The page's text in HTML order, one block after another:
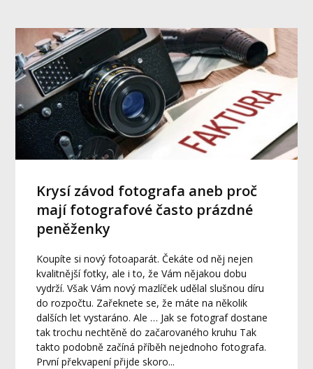
Krysí závod fotografa aneb proč
mají fotografové často prázdné
peněženky
Koupíte si nový fotoaparát. Čekáte od něj nejen
kvalitnější fotky, ale i to, že Vám nějakou dobu
vydrží. Však Vám nový mazlíček udělal slušnou díru
do rozpočtu. Zařeknete se, že máte na několik
dalších let vystaráno. Ale … Jak se fotograf dostane
tak trochu nechtěně do začarovaného kruhu Tak
takto podobně začíná příběh nejednoho fotografa.
První překvapení přijde skoro...